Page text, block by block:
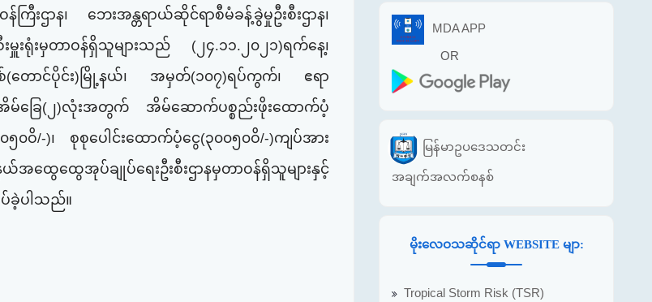
ဌာန၊ ဘေးအန္တရာယ်ဆိုင်ရာစီမံခန့်ခွဲမှုဦးစီးဌာန၊
မှူးရုံးမှတာဝန်ရှိသူများသည် (၂၄.၁၁.၂၀၂၁)ရက်နေ့၊
(တောင်ပိုင်း)မြို့နယ်၊‌ အမှတ်(၁၀၇)ရပ်ကွက်၊ ဧရာ
င့်အိမ်ခြေ(၂)လုံးအတွက် အိမ်ဆောက်ပစ္စည်းဖိုးထောက်ပံ့
ဝိ/-)၊ စုစုပေါင်းထောက်ပံ့ငွေ(၃၀၀၅၀ဝိ/-)ကျပ်အား
ထွေထွေအုပ်ချုပ်‌ရေးဦးစီးဌာနမှတာဝန်ရှိသူများနှင့်
ခဲ့ပါသည်။
MDA APP
OR
မြန်မာဥပဒေသတင်း
အချက်အလက်စနစ်
မိုးလေဝသဆိုင်ရာ WEBSITE မျာ:
Tropical Storm Risk (TSR)